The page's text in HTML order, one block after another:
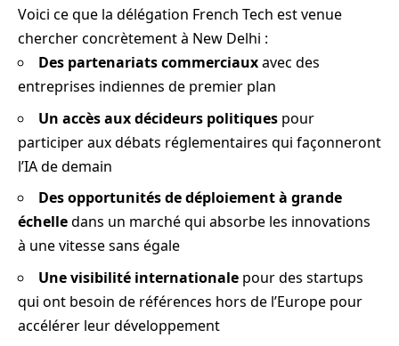
Voici ce que la délégation French Tech est venue
chercher concrètement à New Delhi :
Des partenariats commerciauxavec des
entreprises indiennes de premier plan
Un accès aux décideurs politiques pour
participer aux débats réglementaires qui façonneront
l’IA de demain
Des opportunités de déploiement à grande
échelledans un marché qui absorbe les innovations
à une vitesse sans égale
Une visibilité internationale pour des startups
qui ont besoin de références hors de l’Europe pour
accélérer leur développement